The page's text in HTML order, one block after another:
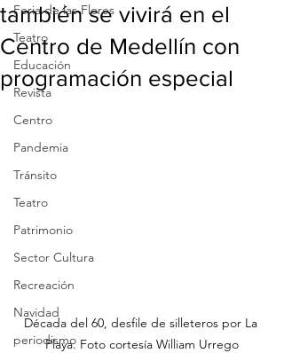
Feria de las Flores
Teatro
Educación
Revista
Centro
Pandemia
Tránsito
Teatro
Patrimonio
Sector Cultura
Recreación
Navidad
periodismo
también se vivirá en el
Centro de Medellín con
programación especial
Década del 60, desfile de silleteros por La
Playa. Foto cortesía William Urrego